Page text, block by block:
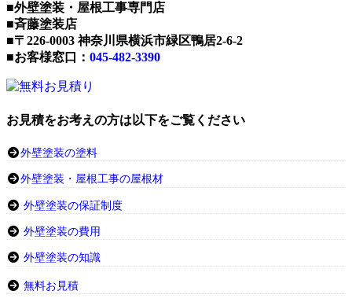
■外壁塗装・屋根工事専門店
■斉藤塗装店
■〒226-0003 神奈川県横浜市緑区鴨居2-6-2
■お客様窓口： 045-482-3390
お見積をお考えの方は以下をご覧ください
外壁塗装の塗料
外壁塗装・屋根工事の屋根材
外壁塗装の保証制度
外壁塗装の費用
外壁塗装の知識
無料お見積